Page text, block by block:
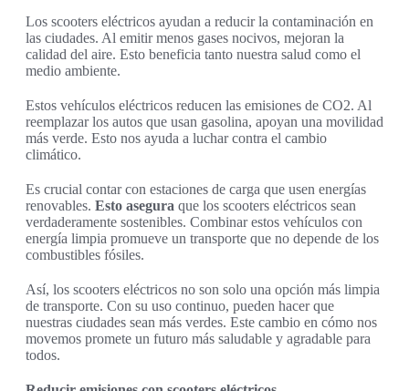
Los scooters eléctricos ayudan a reducir la contaminación en
las ciudades. Al emitir menos gases nocivos, mejoran la
calidad del aire. Esto beneficia tanto nuestra salud como el
medio ambiente.
Estos vehículos eléctricos reducen las emisiones de CO2. Al
reemplazar los autos que usan gasolina, apoyan una movilidad
más verde. Esto nos ayuda a luchar contra el cambio
climático.
Es crucial contar con estaciones de carga que usen energías
renovables. Esto asegura que los scooters eléctricos sean
verdaderamente sostenibles. Combinar estos vehículos con
energía limpia promueve un transporte que no depende de los
combustibles fósiles.
Así, los scooters eléctricos no son solo una opción más limpia
de transporte. Con su uso continuo, pueden hacer que
nuestras ciudades sean más verdes. Este cambio en cómo nos
movemos promete un futuro más saludable y agradable para
todos.